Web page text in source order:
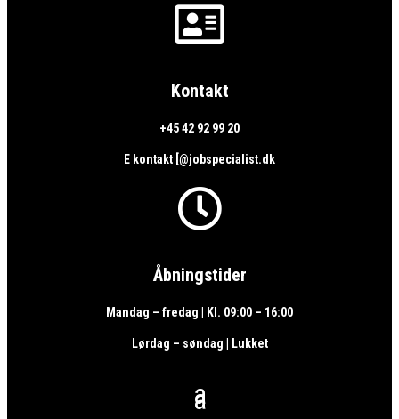

Kontakt
+45 42 92 99 20
E kontakt [@jobspecialist.dk

Åbningstider
Mandag – fredag | Kl. 09:00 – 16:00
Lørdag – søndag | Lukket